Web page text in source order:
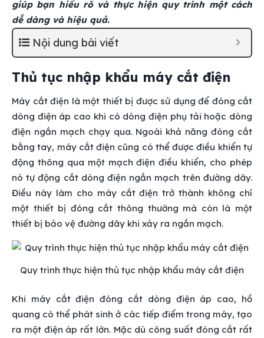
giúp bạn hiểu rõ và thực hiện quy trình một cách
dễ dàng và hiệu quả.
Nội dung bài viết
Thủ tục nhập khẩu máy cắt điện
Máy cắt điện là một thiết bị được sử dụng để đóng cắt
dòng điện áp cao khi có dòng điện phụ tải hoặc dòng
điện ngắn mạch chạy qua. Ngoài khả năng đóng cắt
bằng tay, máy cắt điện cũng có thể được điều khiển tự
động thông qua một mạch điện điều khiển, cho phép
nó tự động cắt dòng điện ngắn mạch trên đường dây.
Điều này làm cho máy cắt điện trở thành không chỉ
một thiết bị đóng cắt thông thường mà còn là một
thiết bị bảo vệ đường dây khi xảy ra ngắn mạch.
Quy trình thực hiện thủ tục nhập khẩu máy cắt điện
Khi máy cắt điện đóng cắt dòng điện áp cao, hồ
quang có thể phát sinh ở các tiếp điểm trong máy, tạo
ra một điện áp rất lớn. Mặc dù công suất đóng cắt rất